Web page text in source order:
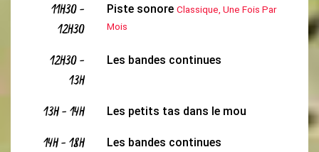
11H30-
12H30
Piste sonore Classique, Une Fois Par
Mois
12H30-
13H
Les bandes continues
13H-14H Les petits tas dans le mou
14H-18H Les bandes continues